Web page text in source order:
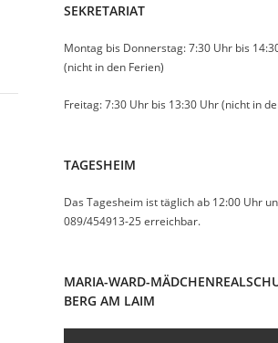
SEKRETARIAT
Montag bis Donnerstag: 7:30 Uhr bis
(nicht in den Ferien)
Freitag: 7:30 Uhr bis 13:30 Uhr (nicht in
TAGESHEIM
Das Tagesheim ist täglich ab 12:00 Uhr
089/454913-25 erreichbar.
MARIA-WARD-
BERG AM LAIM